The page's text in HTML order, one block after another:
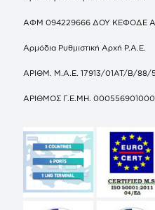
ΑΦΜ 094229666 ΔΟΥ ΚΕΦΟΔΕ
Αρμόδια Ρυθμιστική Αρχή Ρ.Α.Ε.
ΑΡΙΘΜ. Μ.Α.Ε. 17913/01ΑΤ/Β/88/
ΑΡΙΘΜΟΣ Γ.Ε.ΜΗ. 000556901000